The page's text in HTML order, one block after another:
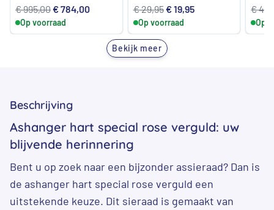
€995,00 Oorspronkelijke
prijs
was:
€784,00Huidige
is:
€ 784,00.
Op voorraad
€29,95 Oorspronkelijke
prijs
was:
€ 29,95.
€19,95Huidige
is:
Op voorraad
€
Op
Bekijk meer
Beschrijving
Ashanger hart special rose verguld: uw
blijvende herinnering
Bent u op zoek naar een bijzonder assieraad? Dan is
de ashanger hart special rose verguld een
uitstekende keuze. Dit sieraad is gemaakt van